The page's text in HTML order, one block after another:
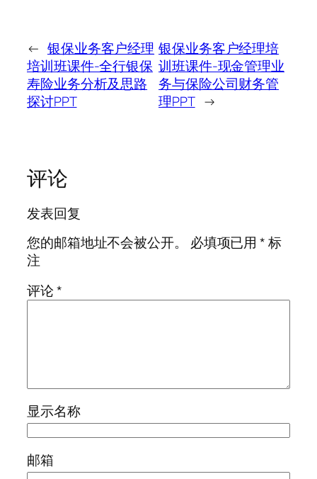
← 银保业务客户经理
培训班课件-全行银保
寿险业务分析及思路
探讨PPT
银保业务客户经理培
训班课件-现金管理业
务与保险公司财务管
理PPT →
评论
发表回复
您的邮箱地址不会被公开。
必填项已用*标
注
评论*
显示名称
邮箱